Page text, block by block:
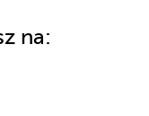
na: